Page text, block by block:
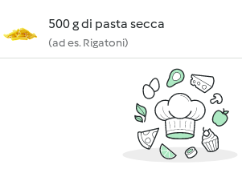
500 g di pasta secca
(ad es. Rigatoni)